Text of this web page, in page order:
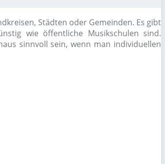
Städten oder Gemeinden. Es gibt
wie öffentliche Musikschulen sind.
sinnvoll sein, wenn man individuellen